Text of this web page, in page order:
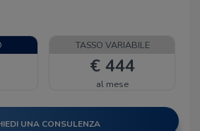
TASSO VARIABILE
€ 444
al mese
UNA CONSULENZA